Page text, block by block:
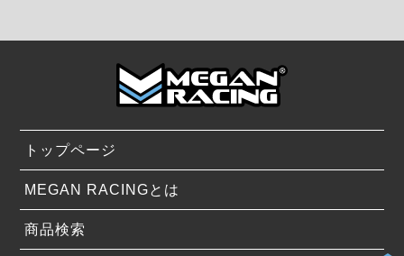
トップページ
MEGAN RACINGとは
商品検索